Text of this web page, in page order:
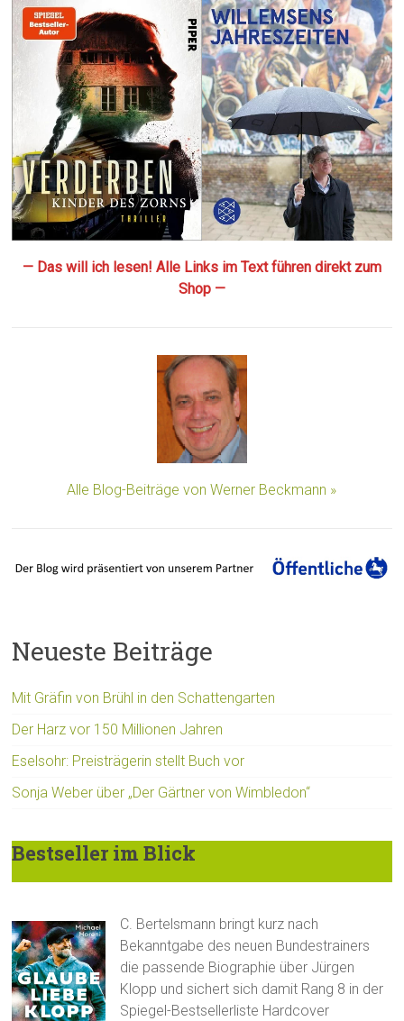
— Das will ich lesen! Alle Links im Text führen direkt zum
Shop —
Alle Blog-Beiträge von Werner Beckmann »
Neueste Beiträge
Mit Gräfin von Brühl in den Schattengarten
Der Harz vor 150 Millionen Jahren
Eselsohr: Preisträgerin stellt Buch vor
Sonja Weber über „Der Gärtner von Wimbledon“
Bestseller im Blick
C. Bertelsmann bringt kurz nach
Bekanntgabe des neuen Bundestrainers
die passende Biographie über Jürgen
Klopp und sichert sich damit Rang 8 in der
Spiegel-Bestsellerliste Hardcover